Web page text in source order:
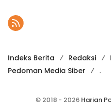
Indeks Berita Redaksi
Pedoman Media Siber
.
© 2018 - 2026 Harian